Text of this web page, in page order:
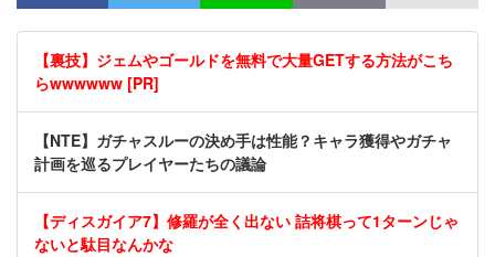
【裏技】ジェムやゴールドを無料で大量GETする方法がこち
らwwwwww [PR]
【NTE】ガチャスルーの決め手は性能？キャラ獲得やガチャ
計画を巡るプレイヤーたちの議論
【ディスガイア7】修羅が全く出ない 詰将棋って1ターンじゃ
ないと駄目なんかな